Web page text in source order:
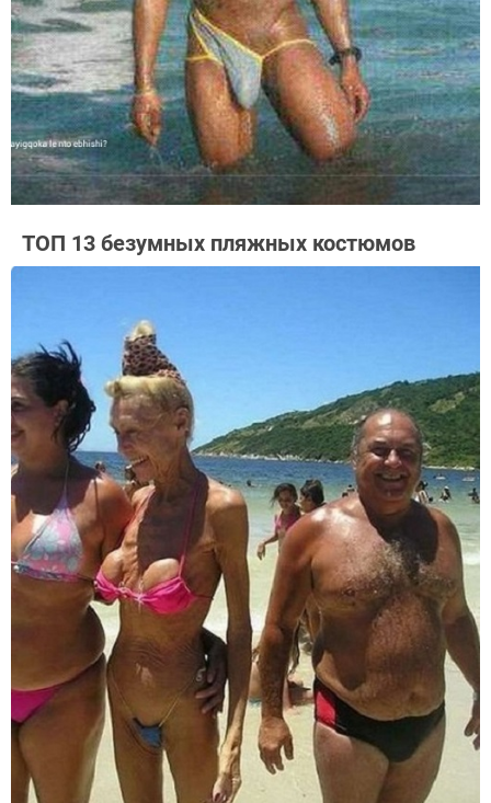
ТОП 13 безумных пляжных костюмов